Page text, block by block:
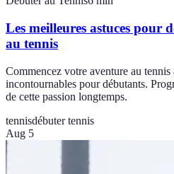
Les meilleures astuces pour
au tennis
Commencez votre aventure au tennis
incontournables pour débutants.
de cette passion longtemps.
tennisdébuter tennis
Aug 5